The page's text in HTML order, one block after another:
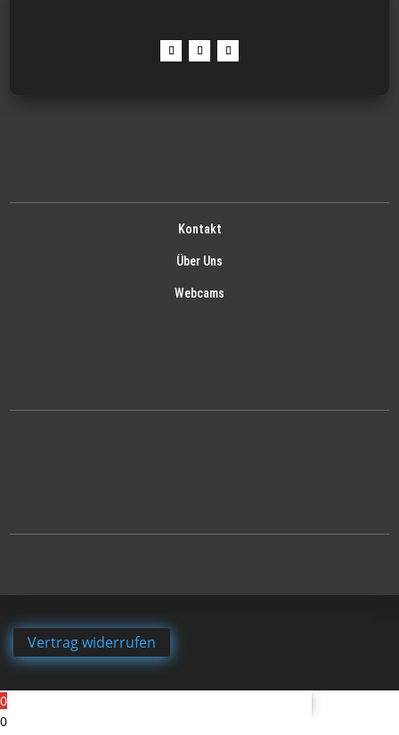
Kontakt
Über Uns
Webcams
Vertrag widerrufen
0
0